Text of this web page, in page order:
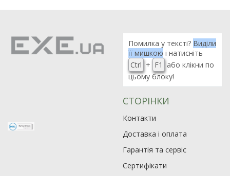
Помилка у тексті? Виділи
її мишкою і натисніть
Ctrl + F1
або клікни по
цьому блоку!
СТОРІНКИ
Контакти
Доставка і оплата
Гарантія та сервіс
Сертифікати